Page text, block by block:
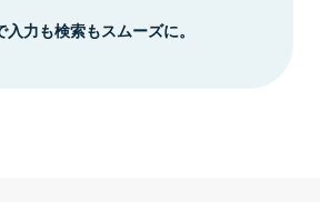
力も検索もスムーズに。